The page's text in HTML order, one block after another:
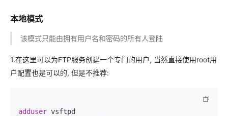
本地模式
该模式只能由拥有用户名和密码的所有人登陆
1.在这里可以为FTP服务创建一个专门的用户, 当然直接使用root用
户配置也是可以的, 但是不推荐:
adduser vsftpd